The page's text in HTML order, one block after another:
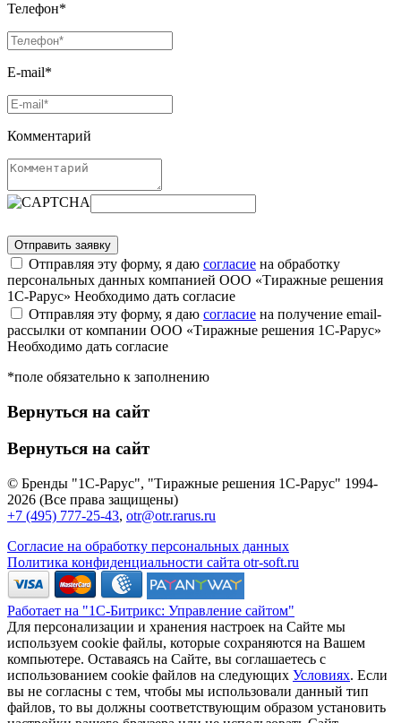
Телефон*
E-mail*
Комментарий
Отправляя эту форму, я даю согласие на обработку
персональных данных компанией ООО «Тиражные решения
1С-Рарус» Необходимо дать согласие
Отправляя эту форму, я даю согласие на получение email-
рассылки от компании ООО «Тиражные решения 1С-Рарус»
Необходимо дать согласие
*поле обязательно к заполнению
Вернуться на сайт
Вернуться на сайт
© Бренды "1С-Рарус", "Тиражные решения 1С-Рарус" 1994-
2026 (Все права защищены)
+7 (495) 777-25-43, otr@otr.rarus.ru
Согласие на обработку персональных данных
Политика конфиденциальности сайта otr-soft.ru
Работает на "1С-Битрикс: Управление сайтом"
Для персонализации и хранения настроек на Сайте мы
используем cookie файлы, которые сохраняются на Вашем
компьютере. Оставаясь на Сайте, вы соглашаетесь с
использованием cookie файлов на следующих Условиях. Если
вы не согласны с тем, чтобы мы использовали данный тип
файлов, то вы должны соответствующим образом установить